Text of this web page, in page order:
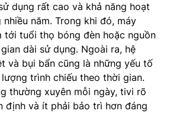
dụng rất cao và khả năng hoạt
năm. Trong khi đó, máy
tới tuổi thọ bóng đèn hoặc nguồn
dài sử dụng. Ngoài ra, hệ
và bụi bẩn cũng là những yếu tố
trình chiếu theo thời gian.
thường xuyên mỗi ngày, tivi rõ
định và ít phải bảo trì hơn đáng